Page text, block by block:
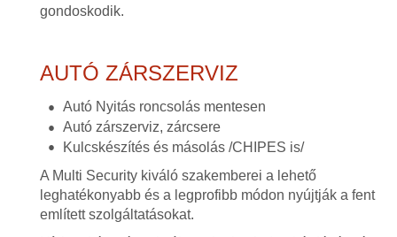
gondoskodik.
AUTÓ ZÁRSZERVIZ
Autó Nyitás roncsolás mentesen
Autó zárszerviz, zárcsere
Kulcskészítés és másolás /CHIPES is/
A Multi Security kiváló szakemberei a lehető
leghatékonyabb és a legprofibb módon nyújtják a fent
említett szolgáltatásokat.